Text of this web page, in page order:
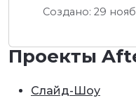
Создано: 29
Проекты
Слайд-Шоу